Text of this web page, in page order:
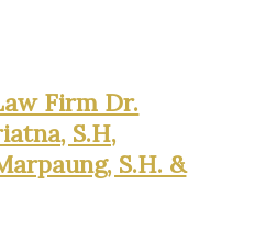
Firm Dr.
S.H,
S.H. &